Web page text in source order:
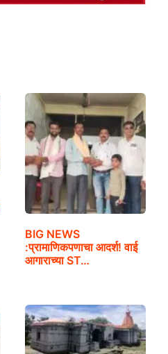
BIG NEWS
:प्रामाणिकपणाचा आदर्श! वाई
आगाराच्या ST…